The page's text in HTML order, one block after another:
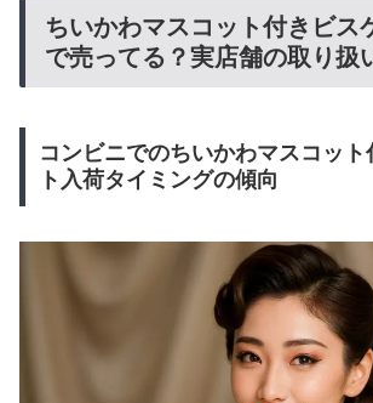
ちいかわマスコット付きビス
で売ってる？実店舗の取り扱
コンビニでのちいかわマスコット
ト入荷タイミングの傾向